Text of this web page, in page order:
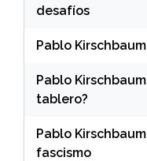
desafíos
Pablo Kirschbaum
Pablo Kirschbaum
tablero?
Pablo Kirschbaum
fascismo